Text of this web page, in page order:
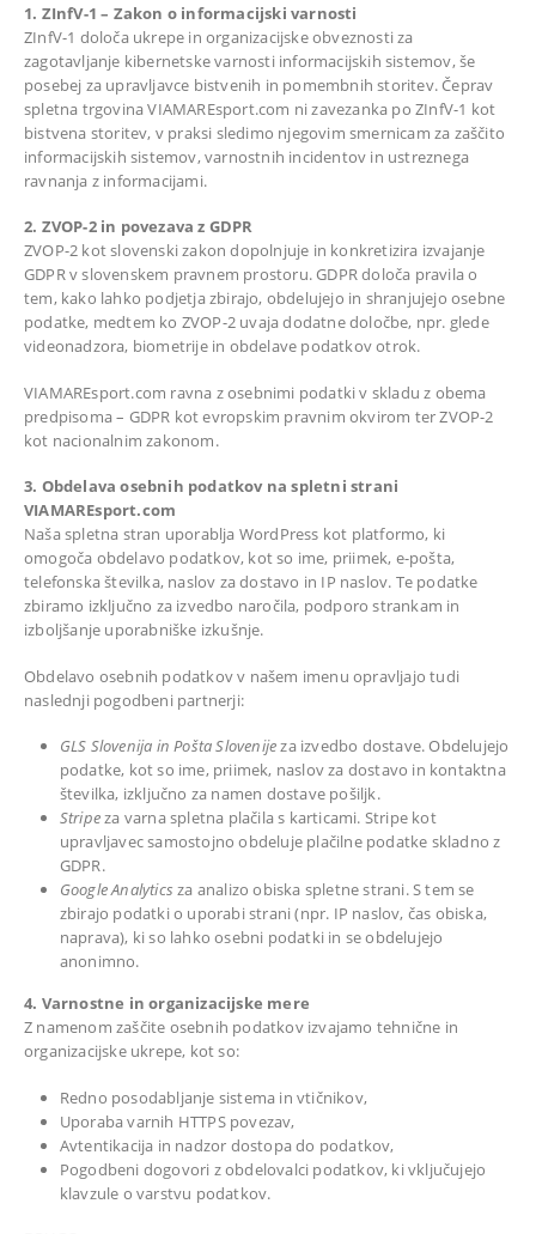
1. ZInfV-1 – Zakon o informacijski varnosti
ZInfV-1 določa ukrepe in organizacijske obveznosti za
zagotavljanje kibernetske varnosti informacijskih sistemov, še
posebej za upravljavce bistvenih in pomembnih storitev. Čeprav
spletna trgovina VIAMAREsport.com ni zavezanka po ZInfV-1 kot
bistvena storitev, v praksi sledimo njegovim smernicam za zaščito
informacijskih sistemov, varnostnih incidentov in ustreznega
ravnanja z informacijami.
2. ZVOP-2 in povezava z GDPR
ZVOP-2 kot slovenski zakon dopolnjuje in konkretizira izvajanje
GDPR v slovenskem pravnem prostoru. GDPR določa pravila o
tem, kako lahko podjetja zbirajo, obdelujejo in shranjujejo osebne
podatke, medtem ko ZVOP-2 uvaja dodatne določbe, npr. glede
videonadzora, biometrije in obdelave podatkov otrok.
VIAMAREsport.com ravna z osebnimi podatki v skladu z obema
predpisoma – GDPR kot evropskim pravnim okvirom ter ZVOP-2
kot nacionalnim zakonom.
3. Obdelava osebnih podatkov na spletni strani
VIAMAREsport.com
Naša spletna stran uporablja WordPress kot platformo, ki
omogoča obdelavo podatkov, kot so ime, priimek, e-pošta,
telefonska številka, naslov za dostavo in IP naslov. Te podatke
zbiramo izključno za izvedbo naročila, podporo strankam in
izboljšanje uporabniške izkušnje.
Obdelavo osebnih podatkov v našem imenu opravljajo tudi
naslednji pogodbeni partnerji:
GLS Slovenija in Pošta Slovenijeza izvedbo dostave. Obdelujejo
podatke, kot so ime, priimek, naslov za dostavo in kontaktna
številka, izključno za namen dostave pošiljk.
Stripeza varna spletna plačila s karticami. Stripe kot
upravljavec samostojno obdeluje plačilne podatke skladno z
GDPR.
Google Analytics za analizo obiska spletne strani. S tem se
zbirajo podatki o uporabi strani (npr. IP naslov, čas obiska,
naprava), ki so lahko osebni podatki in se obdelujejo
anonimno.
4. Varnostne in organizacijske mere
Z namenom zaščite osebnih podatkov izvajamo tehnične in
organizacijske ukrepe, kot so:
Redno posodabljanje sistema in vtičnikov,
Uporaba varnih HTTPS povezav,
Avtentikacija in nadzor dostopa do podatkov,
Pogodbeni dogovori z obdelovalci podatkov, ki vključujejo
klavzule o varstvu podatkov.